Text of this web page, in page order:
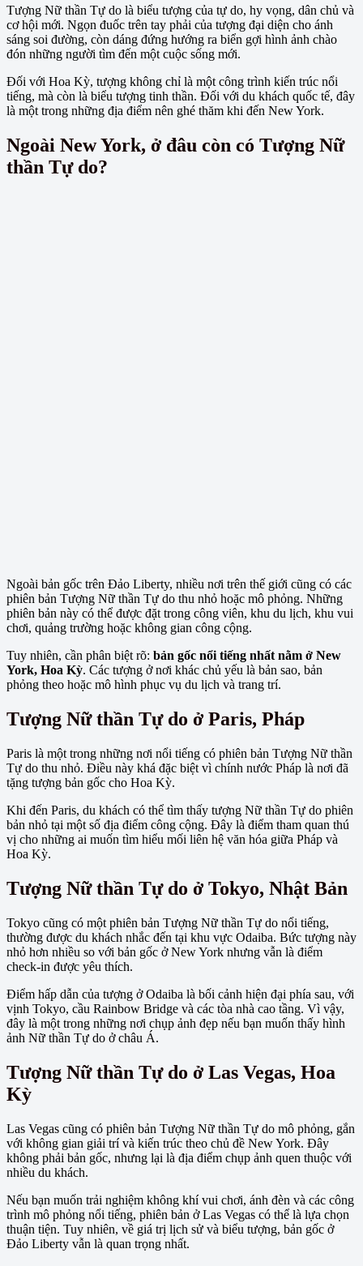
Tượng Nữ thần Tự do là biểu tượng của tự do, hy vọng, dân chủ và
cơ hội mới. Ngọn đuốc trên tay phải của tượng đại diện cho ánh
sáng soi đường, còn dáng đứng hướng ra biển gợi hình ảnh chào
đón những người tìm đến một cuộc sống mới.
Đối với Hoa Kỳ, tượng không chỉ là một công trình kiến trúc nổi
tiếng, mà còn là biểu tượng tinh thần. Đối với du khách quốc tế, đây
là một trong những địa điểm nên ghé thăm khi đến New York.
Ngoài New York, ở đâu còn có Tượng Nữ
thần Tự do?
Ngoài bản gốc trên Đảo Liberty, nhiều nơi trên thế giới cũng có các
phiên bản Tượng Nữ thần Tự do thu nhỏ hoặc mô phỏng. Những
phiên bản này có thể được đặt trong công viên, khu du lịch, khu vui
chơi, quảng trường hoặc không gian công cộng.
Tuy nhiên, cần phân biệt rõ: bản gốc nổi tiếng nhất nằm ở New
York, Hoa Kỳ. Các tượng ở nơi khác chủ yếu là bản sao, bản
phỏng theo hoặc mô hình phục vụ du lịch và trang trí.
Tượng Nữ thần Tự do ở Paris, Pháp
Paris là một trong những nơi nổi tiếng có phiên bản Tượng Nữ thần
Tự do thu nhỏ. Điều này khá đặc biệt vì chính nước Pháp là nơi đã
tặng tượng bản gốc cho Hoa Kỳ.
Khi đến Paris, du khách có thể tìm thấy tượng Nữ thần Tự do phiên
bản nhỏ tại một số địa điểm công cộng. Đây là điểm tham quan thú
vị cho những ai muốn tìm hiểu mối liên hệ văn hóa giữa Pháp và
Hoa Kỳ.
Tượng Nữ thần Tự do ở Tokyo, Nhật Bản
Tokyo cũng có một phiên bản Tượng Nữ thần Tự do nổi tiếng,
thường được du khách nhắc đến tại khu vực Odaiba. Bức tượng này
nhỏ hơn nhiều so với bản gốc ở New York nhưng vẫn là điểm
check-in được yêu thích.
Điểm hấp dẫn của tượng ở Odaiba là bối cảnh hiện đại phía sau, với
vịnh Tokyo, cầu Rainbow Bridge và các tòa nhà cao tầng. Vì vậy,
đây là một trong những nơi chụp ảnh đẹp nếu bạn muốn thấy hình
ảnh Nữ thần Tự do ở châu Á.
Tượng Nữ thần Tự do ở Las Vegas, Hoa
Kỳ
Las Vegas cũng có phiên bản Tượng Nữ thần Tự do mô phỏng, gắn
với không gian giải trí và kiến trúc theo chủ đề New York. Đây
không phải bản gốc, nhưng lại là địa điểm chụp ảnh quen thuộc với
nhiều du khách.
Nếu bạn muốn trải nghiệm không khí vui chơi, ánh đèn và các công
trình mô phỏng nổi tiếng, phiên bản ở Las Vegas có thể là lựa chọn
thuận tiện. Tuy nhiên, về giá trị lịch sử và biểu tượng, bản gốc ở
Đảo Liberty vẫn là quan trọng nhất.